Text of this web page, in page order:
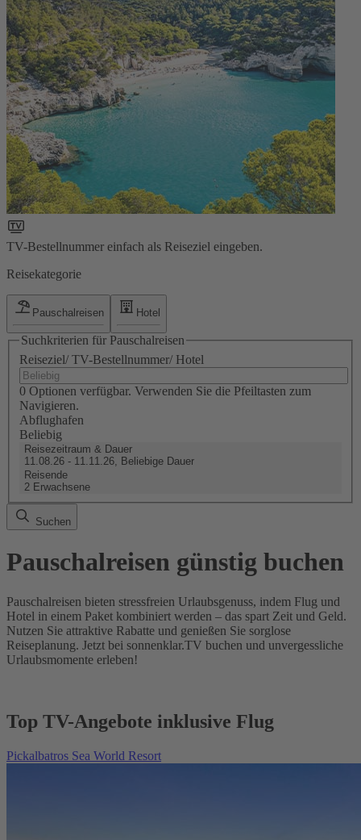
TV-Bestellnummer einfach als Reiseziel eingeben.
Reisekategorie
Pauschalreisen Hotel
Suchkriterien für Pauschalreisen
Reiseziel/ TV-Bestellnummer/ Hotel
0 Optionen verfügbar. Verwenden Sie die Pfeiltasten zum
Navigieren.
Abflughafen
Beliebig
Reisezeitraum & Dauer
11.08.26 - 11.11.26, Beliebige Dauer
Reisende
2 Erwachsene
Suchen
Pauschalreisen günstig buchen
Pauschalreisen bieten stressfreien Urlaubsgenuss, indem Flug und
Hotel in einem Paket kombiniert werden – das spart Zeit und Geld.
Nutzen Sie attraktive Rabatte und genießen Sie sorglose
Reiseplanung. Jetzt bei sonnenklar.TV buchen und unvergessliche
Urlaubsmomente erleben!
Top TV-Angebote inklusive Flug
Pickalbatros Sea World Resort